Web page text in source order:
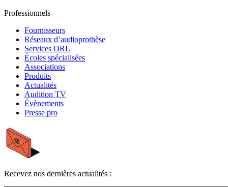
Professionnels
Fournisseurs
Réseaux d’audioprothèse
Services ORL
Écoles spécialisées
Associations
Produits
Actualités
Audition TV
Évènements
Presse pro
Recevez nos dernières actualités :